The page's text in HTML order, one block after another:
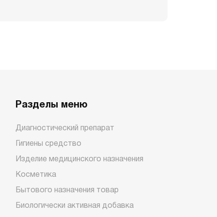
Разделы меню
Диагностический препарат
Гигиены средство
Изделие медицинского назначения
Косметика
Бытового назначения товар
Биологически активная добавка